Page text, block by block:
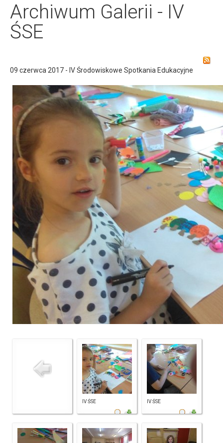
Archiwum Galerii - IV
ŚSE
09 czerwca 2017 - IV Środowiskowe Spotkania Edukacyjne
IV ŚSE IV ŚSE